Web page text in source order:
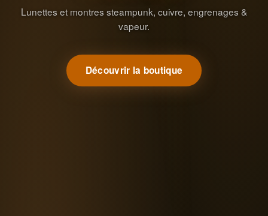
Lunettes et montres steampunk, cuivre, engrenages &
vapeur.
Découvrir la boutique